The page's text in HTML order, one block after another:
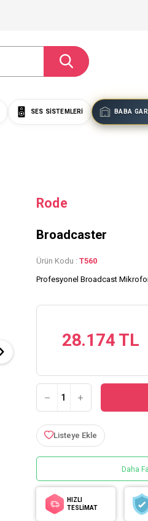
SES SISTEMLERI BABA
Rode
Broadcaster
Ürün Kodu : T560
Profesyonel Broadcast
28.174 TL
Listeye Ekle
Daha
HIZLI
TESLİMAT